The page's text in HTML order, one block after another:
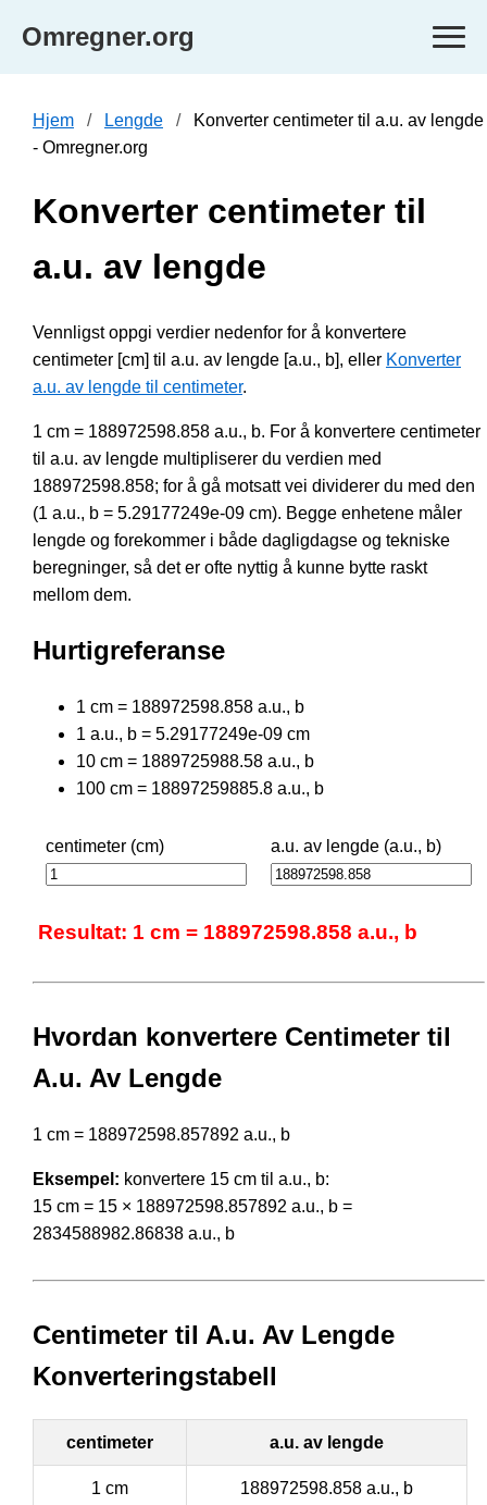
Omregner.org
Hjem Lengde
Konverter centimeter til a.u. av lengde
- Omregner.org
Konverter centimeter til
a.u. av lengde
Vennligst oppgi verdier nedenfor for å konvertere
centimeter [cm] til a.u. av lengde [a.u., b], eller Konverter
a.u. av lengde til centimeter.
1 cm = 188972598.858 a.u., b. For å konvertere centimeter
til a.u. av lengde multipliserer du verdien med
188972598.858; for å gå motsatt vei dividerer du med den
(1 a.u., b = 5.29177249e-09 cm). Begge enhetene måler
lengde og forekommer i både dagligdagse og tekniske
beregninger, så det er ofte nyttig å kunne bytte raskt
mellom dem.
Hurtigreferanse
1 cm = 188972598.858 a.u., b
1 a.u., b = 5.29177249e-09 cm
10 cm = 1889725988.58 a.u., b
100 cm = 18897259885.8 a.u., b
centimeter (cm) a.u. av lengde (a.u., b)
Resultat: 1 cm = 188972598.858 a.u., b
Hvordan konvertere Centimeter til
A.u. Av Lengde
1 cm = 188972598.857892 a.u., b
Eksempel: konvertere 15 cm til a.u., b:
15 cm = 15 × 188972598.857892 a.u., b =
2834588982.86838 a.u., b
Centimeter til A.u. Av Lengde
Konverteringstabell
centimeter a.u. av lengde
1 cm 188972598.858 a.u., b